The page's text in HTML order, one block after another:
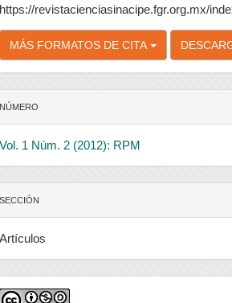
https://revistacienciasinacipe.fgr.org.mx/
MÁS FORMATOS DE CITA
NÚMERO
Vol. 1 Núm. 2 (2012): RPM
SECCIÓN
Artículos